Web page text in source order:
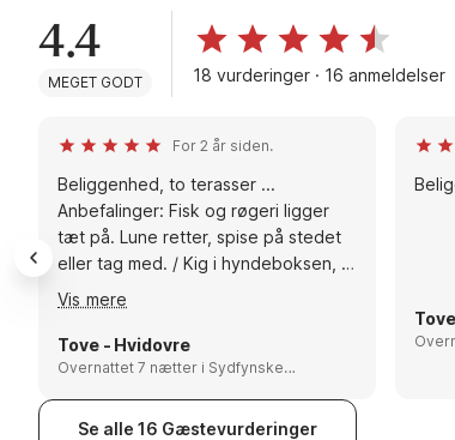
4.4
MEGET GODT 18 vurderinger · 16 anmeldelser
For 2 år siden.
Beliggenhed, to terasser ...
Anbefalinger: Fisk og røgeri ligger
tæt på. Lune retter, spise på stedet
eller tag med. / Kig i hyndeboksen, vi
købte grillkul, for senere at finde en
pose i hyndeboksen...
Vis mere
Tove - Hvidovre
Overnattet 7 nætter i Sydfynske
Se alle 16 Gæstevurderinger